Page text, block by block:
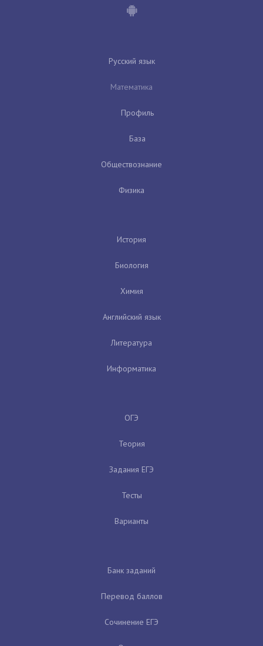
Русский язык
Математика
Профиль
База
Обществознание
Физика
История
Биология
Химия
Английский язык
Литература
Информатика
ОГЭ
Теория
Задания ЕГЭ
Тесты
Варианты
Банк заданий
Перевод баллов
Сочинение ЕГЭ